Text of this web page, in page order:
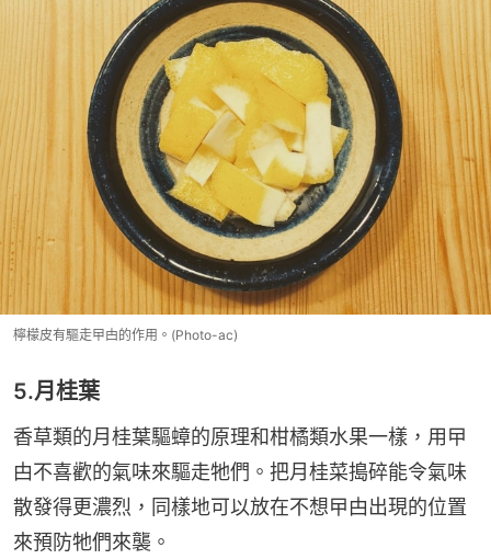
檸檬皮有驅走曱甴的作用。(Photo-ac)
5.月桂葉
香草類的月桂葉驅蟑的原理和柑橘類水果一樣，用曱
甴不喜歡的氣味來驅走牠們。把月桂菜搗碎能令氣味
散發得更濃烈，同樣地可以放在不想曱甴出現的位置
來預防牠們來襲。